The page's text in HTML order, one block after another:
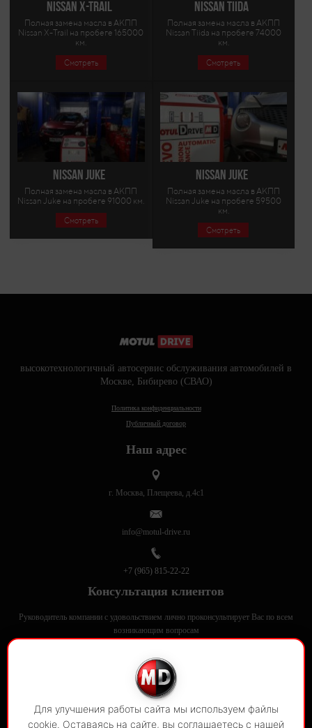
Nissan X-Trail
Полная замена масла в АКПП
Nissan X-Trail на пробеге 165000
км.
Смотреть
Nissan Tiida
Полная замена масла в АКПП
Nissan Tiida на пробеге 74000
км.
Смотреть
Nissan Juke
Полная замена масла в АКПП
Nissan Juke на пробеге 91000 км.
Смотреть
Nissan Juke
Полная замена масла в АКПП
Nissan Juke на пробеге 59500
км.
Смотреть
высокотехнологичный автосервис обслуживания автомобилей в
Москве, Бибирево (СВАО)
Политика конфиденциальности
Публичный договор
Наш адрес
г. Москва, Плещеева, д.4с1
info@motul-drive.ru
+7 (965) 815-22-22
Консультация клиентов
Руководитель компании с удовольствием лично проконсультирует Вас по всем
возникающим вопросам
© 2020-2026 Motul Drive
Для улучшения работы сайта мы используем файлы
cookie. Оставаясь на сайте, вы соглашаетесь с нашей